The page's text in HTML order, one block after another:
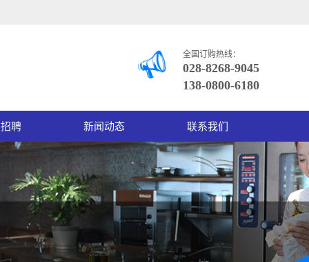
全国订购热线：
028-8268-9045
138-0800-6180
聘 新闻动态 联系我们